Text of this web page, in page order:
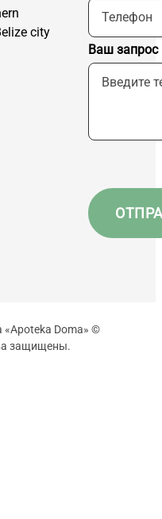
city
Ваш запрос
Doma» ©
защищены.